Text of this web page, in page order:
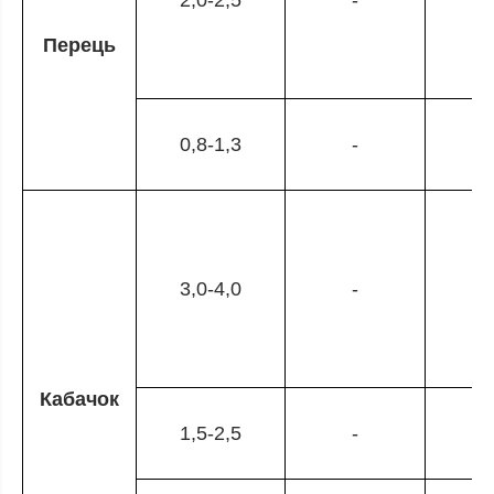
Перець
0,8-1,3 -
Кабачок
3,0-4,0 -
1,5-2,5 -